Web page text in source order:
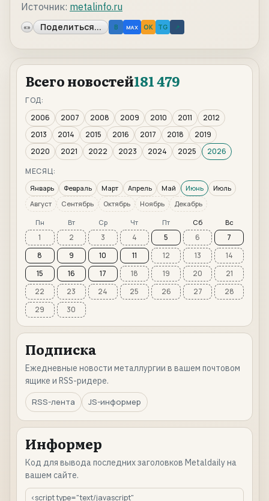
Источник: metalinfo.ru
«» Поделиться... B MAX OK TG ↗
Всего новостей181 479
ГОД:
2006
2007 2008 2009 2010 2011
2012
2013
2014 2015 2016 2017 2018
2019
2020
2021 2022 2023 2024 2025
2026
МЕСЯЦ:
Январь Февраль Март Апрель Май Июнь
Июль
Август
Сентябрь Октябрь Ноябрь Декабрь
Пн Вт Ср Чт Пт Сб Вс
1 2 3 4 5 6
7
8
9 10 11 12 13
14
15
16 17 18 19 20
21
22
23 24 25 26 27
28
29
30
Подписка
Ежедневные новости металлургии в вашем почтовом
ящике и RSS-ридере.
RSS-лента
JS-информер
Информер
Код для вывода последних заголовков Metaldaily на
вашем сайте.